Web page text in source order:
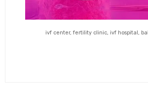
ivf center, fertility clinic, ivf hospital,